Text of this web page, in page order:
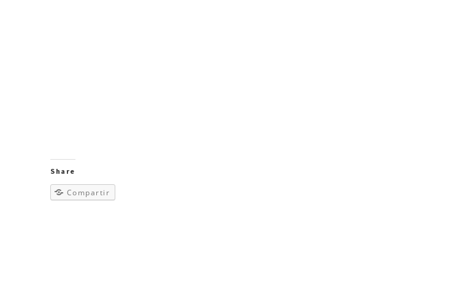
Share
Compartir